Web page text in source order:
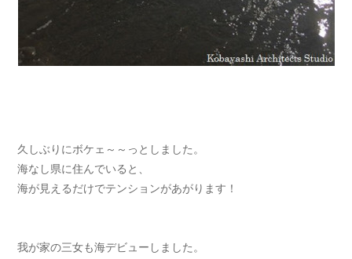
久しぶりにボケェ～～っとしました。
海なし県に住んでいると、
海が見えるだけでテンションがあがります！
我が家の三女も海デビューしました。